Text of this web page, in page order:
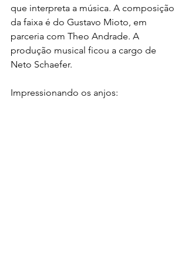
que interpreta a música. A composição
da faixa é do Gustavo Mioto, em
parceria com Theo Andrade. A
produção musical ficou a cargo de
Neto Schaefer.
Impressionando os anjos: